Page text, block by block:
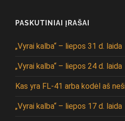
PASKUTINIAI ĮRAŠAI
„Vyrai kalba“ – liepos 31 d. laida
„Vyrai kalba“ – liepos 24 d. laida
Kas yra FL-41 arba kodėl aš
„Vyrai kalba“ – liepos 17 d. laida